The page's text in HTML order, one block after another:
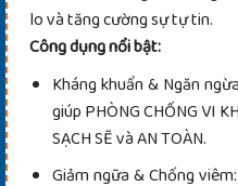
lo và tăng cường sự tự tin.
Công dụng nổi bật:
Kháng khuẩn & Ngăn
giúp PHÒNG CHỐNG VI
SẠCH SẼ và AN TOÀN.
Giảm ngữa & Chống